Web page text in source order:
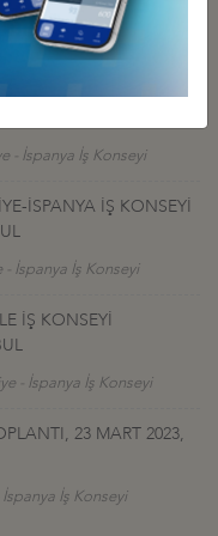
- İspanya İş Konseyi
MADRİD’TE
- İspanya İş Konseyi
İSPANYA İŞ KONSEYİ
- İspanya İş Konseyi
İŞ KONSEYİ
- İspanya İş Konseyi
23 MART 2023,
İspanya İş Konseyi